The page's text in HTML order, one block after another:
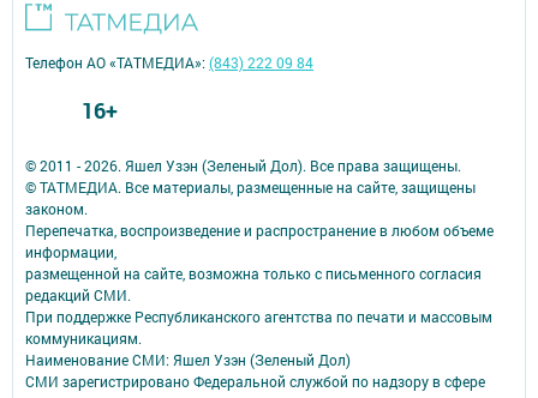
© 2011 - 2026. Яшел Узэн (Зеленый Дол). Все права защищены.
© ТАТМЕДИА. Все материалы, размещенные на сайте, защищены
законом.
Перепечатка, воспроизведение и распространение в любом объеме
информации,
размещенной на сайте, возможна только с письменного согласия
редакций СМИ.
При поддержке Республиканского агентства по печати и массовым
коммуникациям.
Наименование СМИ: Яшел Узэн (Зеленый Дол)
СМИ зарегистрировано Федеральной службой по надзору в сфере
Телефон АО «ТАТМЕДИА»:(843) 222 09 84
16+